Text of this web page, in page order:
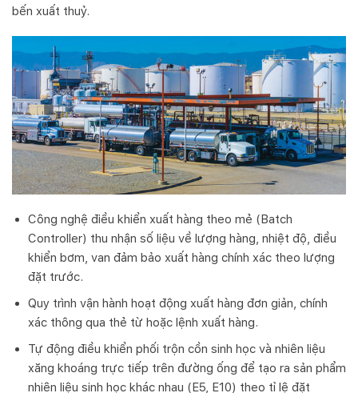
bến xuất thuỷ.
Công nghệ điều khiển xuất hàng theo mẻ (Batch
Controller) thu nhận số liệu về lượng hàng, nhiệt độ, điều
khiển bơm, van đảm bảo xuất hàng chính xác theo lượng
đặt trước.
Quy trình vận hành hoạt động xuất hàng đơn giản, chính
xác thông qua thẻ từ hoặc lệnh xuất hàng.
Tự động điều khiển phối trộn cồn sinh học và nhiên liệu
xăng khoáng trực tiếp trên đường ống để tạo ra sản phẩm
nhiên liệu sinh học khác nhau (E5, E10) theo tỉ lệ đặt